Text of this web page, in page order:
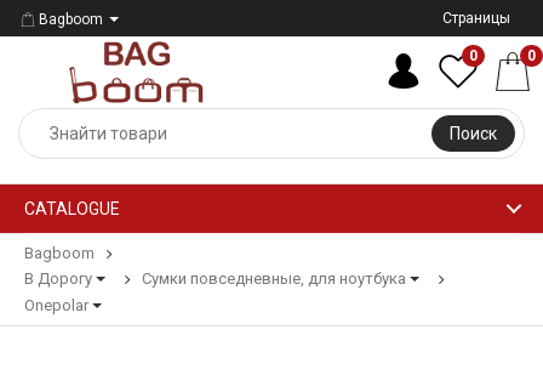
Bagboom Страницы
Поиск
0 0
CATALOGUE
Bagboom
В Дорогу
Сумки повседневные, для ноутбука
Onepolar